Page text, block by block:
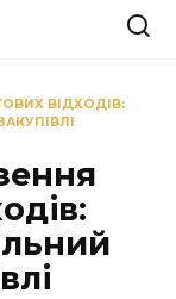
ВІДХОДІВ: